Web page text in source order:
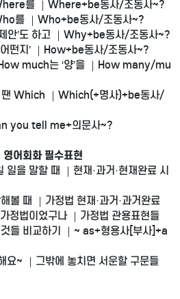
를 ｜Where+be동사/조동사~?
를 ｜Who+be동사/조동사~?
안’도 하고 ｜Why+be동사/조동사~?
떤지’ ｜How+be동사/조동사~?
much는 ‘양’을 ｜How many/mu
땐 Which ｜Which(+명사)+be동사/
you tell me+의문사~?
어회화 필수표현
을 말할 때 ｜현재·과거·현재완료 시
볼 때 ｜가정법 현재·과거·과거완료
정법이었구나 ｜가정법 관용표현들
들 비교하기 ｜~ as+형용사[부사]+a
요~ ｜그밖에 놓치면 서운할 구문들